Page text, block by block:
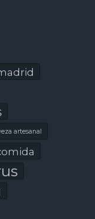
artesanal